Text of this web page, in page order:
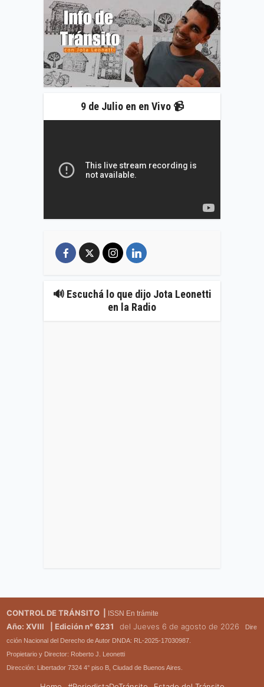
9 de Julio en en Vivo 📹
🔊 Escuchá lo que dijo Jota Leonetti
en la Radio
CONTROL DE TRÁNSITO | ISSN En trámite
Año: XVIII | Edición n° 6231 del Jueves 6 de agosto de 2026
Dire
cción Nacional del Derecho de Autor DNDA: RL-2025-17030987.
Propietario y Director: Roberto J. Leonetti
Dirección: Libertador 7324 4° piso B, Ciudad de Buenos Aires.